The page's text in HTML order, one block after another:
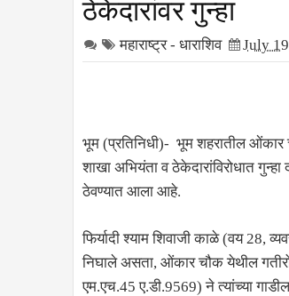
महाराष्ट्र - धाराशिव July
भूम (प्रतिनिधी)- भूम शहरातील ओंकार
शाखा अभियंता व ठेकेदारांविरोधात
ठेवण्यात आला आहे.
फिर्यादी श्याम शिवाजी काळे (वय 28,
निघाले असता, ओंकार चौक येथील
एम.एच.45 ए.डी.9569) ने त्यांच्या